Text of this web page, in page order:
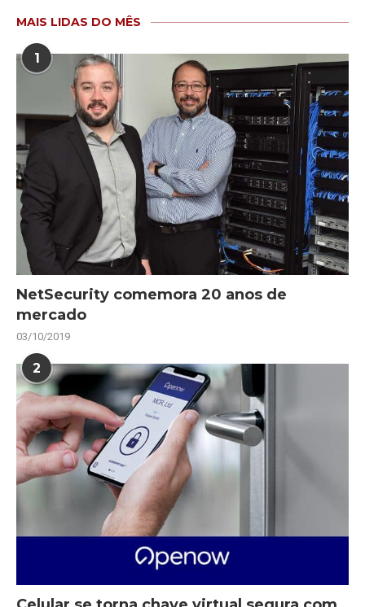
MAIS LIDAS DO MÊS
1
NetSecurity comemora 20 anos de
mercado
03/10/2019
2